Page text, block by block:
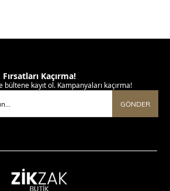
Fırsatları Kaçırma!
bültene kayıt ol. Kampanyaları kaçırma!
GÖNDER